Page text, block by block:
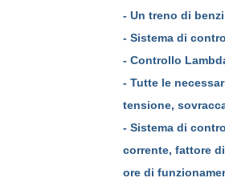
- Un treno di
- Sistema di
- Controllo
- Tutte le
tensione,
- Sistema di
corrente, fattore
ore di